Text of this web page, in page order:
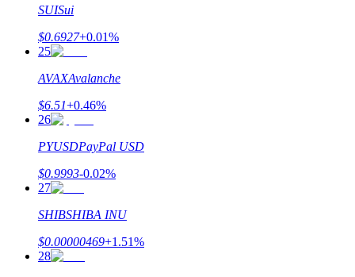
Partenaires Bitrue
Affiliés Bitrue
Jusqu'à 65 % de commissions !
SUISui
$0.6927+0.01%
25
AVAXAvalanche
$6.51+0.46%
26
PYUSDPayPal USD
$0.9993-0.02%
27
SHIBSHIBA INU
$0.00000469+1.51%
28